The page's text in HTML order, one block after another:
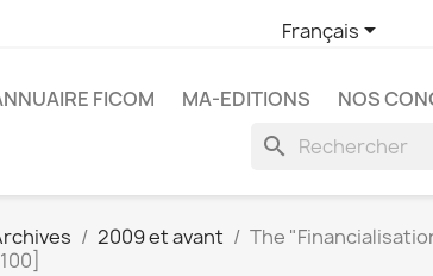
Français
FICOM MA-EDITIONS NOS
search
2009 et avant
The